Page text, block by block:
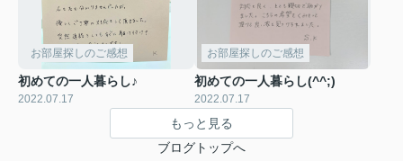
お部屋探しのご感想
初めての一人暮らし♪
2022.07.17
お部屋探しのご感想
初めての一人暮らし(^^;)
2022.07.17
もっと見る
ブログトップへ